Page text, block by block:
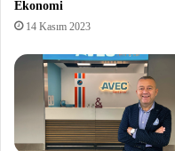
Ekonomi
14 Kasım 2023